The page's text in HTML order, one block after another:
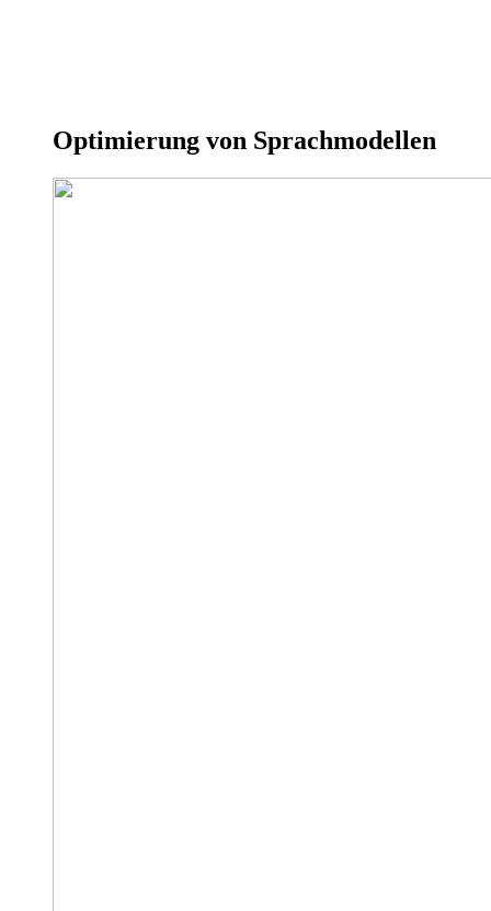
Optimierung von Sprachmodellen